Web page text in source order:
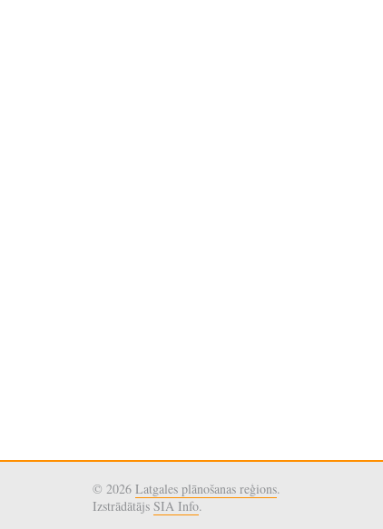
© 2026 Latgales plānošanas reģions.
Izstrādātājs SIA Info.